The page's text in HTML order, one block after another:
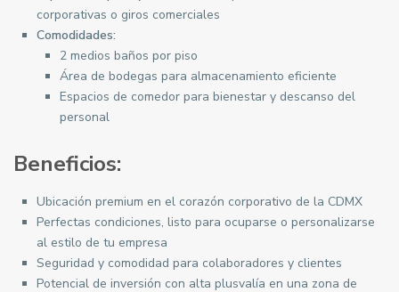
corporativas o giros comerciales
Comodidades:
2 medios baños por piso
Área de bodegas para almacenamiento eficiente
Espacios de comedor para bienestar y descanso del
personal
Beneficios:
Ubicación premium en el corazón corporativo de la CDMX
Perfectas condiciones, listo para ocuparse o personalizarse
al estilo de tu empresa
Seguridad y comodidad para colaboradores y clientes
Potencial de inversión con alta plusvalía en una zona de